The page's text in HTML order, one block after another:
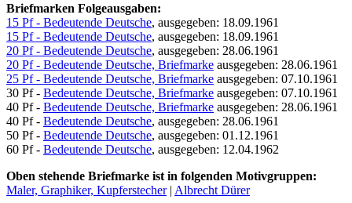
Briefmarken Folgeausgaben:
15 Pf - Bedeutende Deutsche, ausgegeben: 18.09.1961
15 Pf - Bedeutende Deutsche, ausgegeben: 18.09.1961
20 Pf - Bedeutende Deutsche, ausgegeben: 28.06.1961
20 Pf - Bedeutende Deutsche, Briefmarke ausgegeben: 28.06.1961
25 Pf - Bedeutende Deutsche, Briefmarke ausgegeben: 07.10.1961
30 Pf - Bedeutende Deutsche, Briefmarke ausgegeben: 07.10.1961
40 Pf - Bedeutende Deutsche, Briefmarke ausgegeben: 28.06.1961
40 Pf - Bedeutende Deutsche, ausgegeben: 28.06.1961
50 Pf - Bedeutende Deutsche, ausgegeben: 01.12.1961
60 Pf - Bedeutende Deutsche, ausgegeben: 12.04.1962
Oben stehende Briefmarke ist in folgenden Motivgruppen:
Maler, Graphiker, Kupferstecher| Albrecht Dürer